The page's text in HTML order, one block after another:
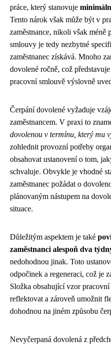
práce, který stanovuje
Tento nárok však může být v
zaměstnance, nikoli však
smlouvy je tedy nezbytné
zaměstnanec získává. Mnoho
dovolené ročně, což
pracovní smlouvě výslovně
Čerpání dovolené vyžaduje
zaměstnancem. V praxi to
dovolenou v termínu, který mu
zohlednit provozní potřeby
obsahovat ustanovení o tom,
schvaluje. Obvykle je vhodné
zaměstnanec požádat o
plánovaným nástupem na
situace.
Důležitým aspektem je také
zaměstnanci alespoň dva
nedohodnou jinak. Toto
odpočinek a regeneraci, což je
Složka obsahující vzor
reflektovat a zároveň umožnit
dohodnou na jiném způsobu
Nevyčerpaná dovolená z